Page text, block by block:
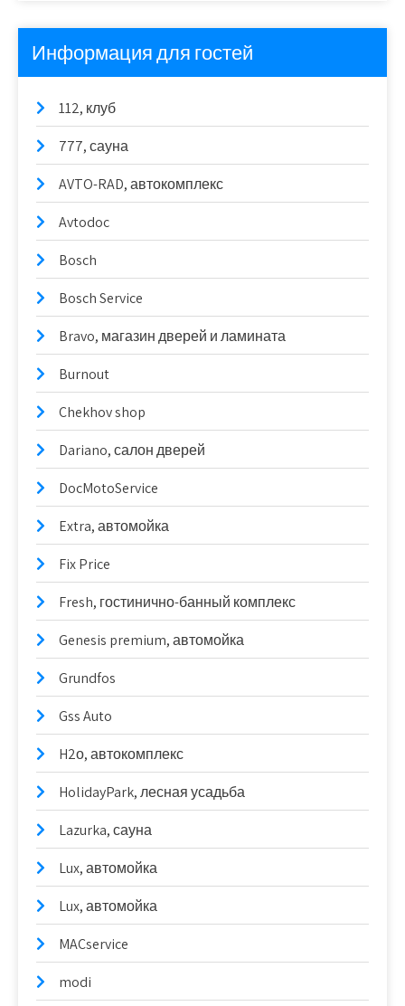
Информация для гостей
112, клуб
777, сауна
AVTO-RAD, автокомплекс
Avtodoc
Bosch
Bosch Service
Bravo, магазин дверей и ламината
Burnout
Chekhov shop
Dariano, салон дверей
DocMotoService
Extra, автомойка
Fix Price
Fresh, гостинично-банный комплекс
Genesis premium, автомойка
Grundfos
Gss Auto
H2о, автокомплекс
HolidayPark, лесная усадьба
Lazurka, сауна
Lux, автомойка
Lux, автомойка
MACservice
modi